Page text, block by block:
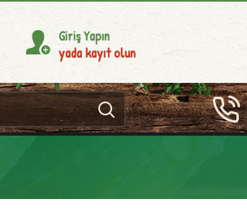
Giriş Yapın
yada kayıt olun